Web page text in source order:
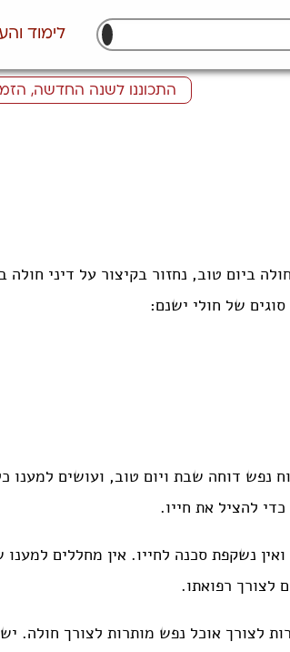
לימוד
התכוננו לשנה החדשה,
ביום טוב, נחזור בקיצור על דיני
של חולי ישנם:
נפש דוחה שבת ויום טוב, ועושים למענו
להציל את חייו.
נשקפת סכנה לחייו. אין מחללים למענו
לצורך רפואתו.
לצורך אוכל נפש מותרות לצורך חולה.